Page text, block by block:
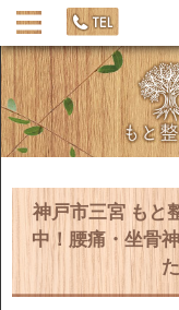
神戸市三宮 もと
中！腰痛・坐骨